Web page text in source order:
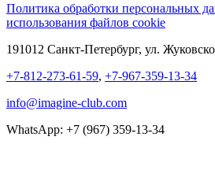
Политика обработки персональных
использования файлов cookie
191012 Санкт-Петербург, ул.
+7-812-273-61-59, +7-967-359-13-34
info@imagine-club.com
WhatsApp: +7 (967) 359-13-34